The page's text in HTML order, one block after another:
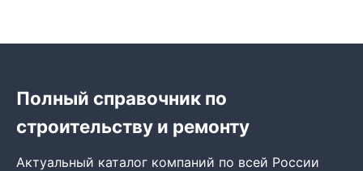
Полный справочник по
строительству и ремонту
Актуальный каталог компаний по всей России